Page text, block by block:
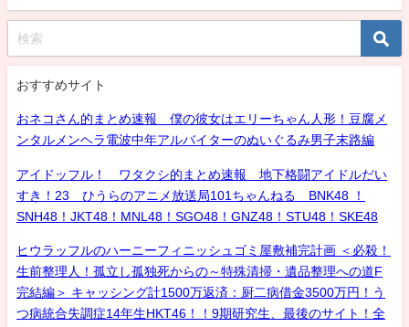
おすすめサイト
おネコさん的まとめ速報 僕の彼女はエリーちゃん人形！豆腐メ
ンタルメンヘラ電波中年アルバイターのぬいぐるみ男子末路編
アイドッフル！ ワタクシ的まとめ速報 地下格闘アイドルだい
すき！23 ひうらのアニメ放送局101ちゃんねる BNK48 ！
SNH48！JKT48！MNL48！SGO48！GNZ48！STU48！SKE48
ヒウラッフルのハーニーフィニッシュゴミ屋敷補完計画 ＜必殺！
生前整理人！孤立し孤独死からの～特殊清掃・遺品整理への道F
完結編＞ キャッシング計1500万返済：厨二病借金3500万円！う
つ病統合失調症14年生HKT46！！9期研究生、最後のサイト！全